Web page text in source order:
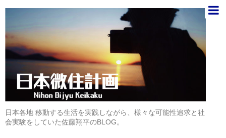
日本各地 移動する生活を実践しながら、様々な可能性追求と社
会実験をしていた佐藤翔平のBLOG。